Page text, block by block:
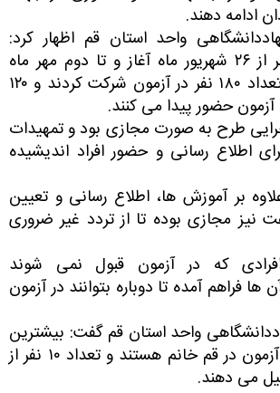
ادامه دهند.
واحد استان قم اظهار کرد:
آزمون این ۳۰۰ نفر از ۲۶ شهریور ماه آغاز و تا دوم مهر ماه
ادامه دارد تاکنون تعداد ۱۸۰ نفر در آزمون شرکت کردند و ۱۲۰
آزمون حضور پیدا می کنند.
طرح به صورت مجازی بود و تمهیدات
اطلاع رسانی و حضور افراد اندیشیده
بر آموزش ها، اطلاع رسانی و تعیین
نیز مجازی بوده تا از تردد غیر ضروری
که در آزمون قبول نمی شوند
ها فراهم آمده تا دوباره بتوانند در آزمون
واحد استان قم گفت: بیشترین
شرکت کنندگان در آزمون در قم خانم هستند و تعداد ۱۰ نفر از
می دهند.